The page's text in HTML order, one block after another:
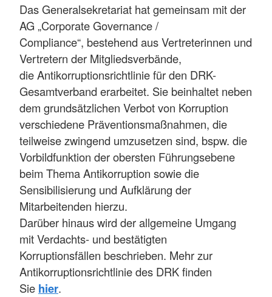
Das Generalsekretariat hat gemeinsam mit der
AG „Corporate Governance /
Compliance“, bestehend aus Vertreterinnen und
Vertretern der Mitgliedsverbände,
die Antikorruptionsrichtlinie für den DRK-
Gesamtverband erarbeitet. Sie beinhaltet neben
dem grundsätzlichen Verbot von Korruption
verschiedene Präventionsmaßnahmen, die
teilweise zwingend umzusetzen sind, bspw. die
Vorbildfunktion der obersten Führungsebene
beim Thema Antikorruption sowie die
Sensibilisierung und Aufklärung der
Mitarbeitenden hierzu.
Darüber hinaus wird der allgemeine Umgang
mit Verdachts- und bestätigten
Korruptionsfällen beschrieben. Mehr zur
Antikorruptionsrichtlinie des DRK finden
Sie hier.